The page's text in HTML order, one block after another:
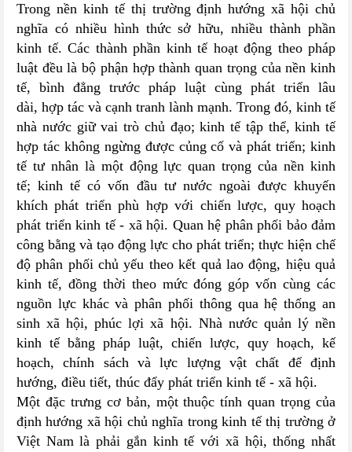
Trong nền kinh tế thị trường định hướng xã hội chủ
nghĩa có nhiều hình thức sở hữu, nhiều thành phần
kinh tế. Các thành phần kinh tế hoạt động theo pháp
luật đều là bộ phận hợp thành quan trọng của nền kinh
tế, bình đẳng trước pháp luật cùng phát triển lâu
dài, hợp tác và cạnh tranh lành mạnh. Trong đó, kinh tế
nhà nước giữ vai trò chủ đạo; kinh tế tập thể, kinh tế
hợp tác không ngừng được củng cố và phát triển; kinh
tế tư nhân là một động lực quan trọng của nền kinh
tế; kinh tế có vốn đầu tư nước ngoài được khuyến
khích phát triển phù hợp với chiến lược, quy hoạch
phát triển kinh tế - xã hội. Quan hệ phân phối bảo đảm
công bằng và tạo động lực cho phát triển; thực hiện chế
độ phân phối chủ yếu theo kết quả lao động, hiệu quả
kinh tế, đồng thời theo mức đóng góp vốn cùng các
nguồn lực khác và phân phối thông qua hệ thống an
sinh xã hội, phúc lợi xã hội. Nhà nước quản lý nền
kinh tế bằng pháp luật, chiến lược, quy hoạch, kế
hoạch, chính sách và lực lượng vật chất để định
hướng, điều tiết, thúc đẩy phát triển kinh tế - xã hội.
Một đặc trưng cơ bản, một thuộc tính quan trọng của
định hướng xã hội chủ nghĩa trong kinh tế thị trường ở
Việt Nam là phải gắn kinh tế với xã hội, thống nhất